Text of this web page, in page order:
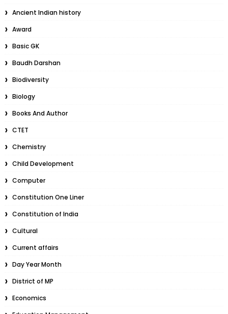
Ancient Indian history
Award
Basic GK
Baudh Darshan
Biodiversity
Biology
Books And Author
CTET
Chemistry
Child Development
Computer
Constitution One Liner
Constitution of India
Cultural
Current affairs
Day Year Month
District of MP
Economics